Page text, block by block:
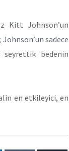
Kitt Johnson’un
sadece
seyrettik bedenin
en etkileyici, en